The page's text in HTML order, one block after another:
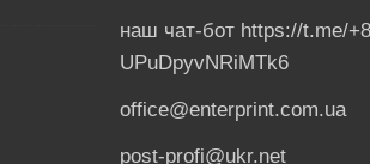
наш чат-бот https://t.me/
UPuDpyvNRiMTk6
office@enterprint.com.ua
post-profi@ukr.net